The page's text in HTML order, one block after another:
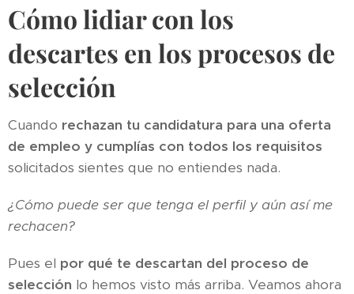
Cómo lidiar con los
descartes en los procesos de
selección
Cuando rechazan tu candidatura para una oferta
de empleo y cumplías con todos los requisitos
solicitados sientes que no entiendes nada.
¿Cómo puede ser que tenga el perfil y aún así me
rechacen?
Pues el por qué te descartan del proceso de
selección lo hemos visto más arriba. Veamos ahora